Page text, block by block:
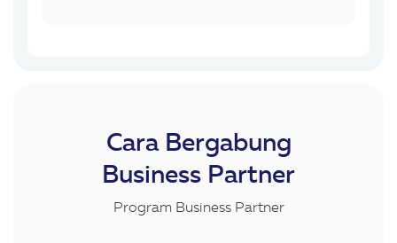
Cara Bergabung
Business Partner
Program Business Partner